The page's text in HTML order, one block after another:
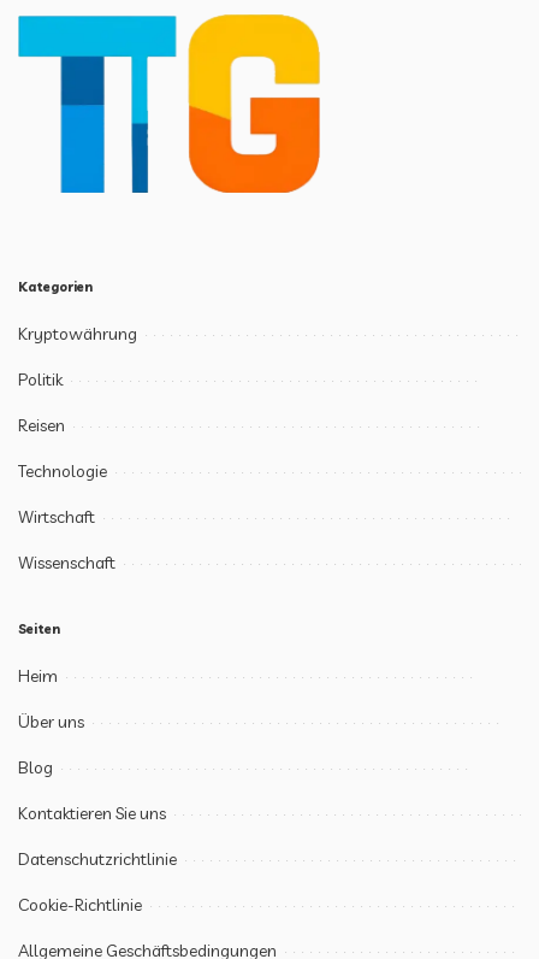
Kategorien
Kryptowährung
Politik
Reisen
Technologie
Wirtschaft
Wissenschaft
Seiten
Heim
Über uns
Blog
Kontaktieren Sie uns
Datenschutzrichtlinie
Cookie-Richtlinie
Allgemeine Geschäftsbedingungen